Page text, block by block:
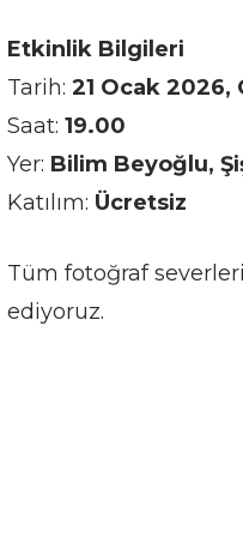
Etkinlik Bilgileri
Tarih: 21 Ocak 2026,
Saat: 19.00
Yer: Bilim Beyoğlu,
Katılım: Ücretsiz
Tüm fotoğraf
ediyoruz.